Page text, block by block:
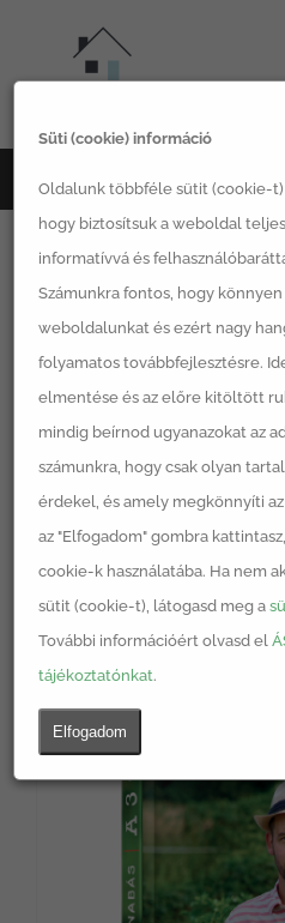
Süti (cookie) információ
Oldalunk többféle sütit (cookie-t)
hogy biztosítsuk a weboldal
informatívvá és
Számunkra fontos, hogy
weboldalunkat és ezért nagy
folyamatos továbbfejlesztésre.
elmentése és az előre kitöltött
mindig beírnod ugyanazokat az
számunkra, hogy csak olyan
érdekel, és amely megkönnyíti
az "Elfogadom" gombra
cookie-k használatába. Ha nem
sütit (cookie-t), látogasd meg a
További információért olvasd el
tájékoztatónkat.
Elfogadom
Főoldal a
Rendezés:Alapértelmezett
12 Termékmutatása
Nincs